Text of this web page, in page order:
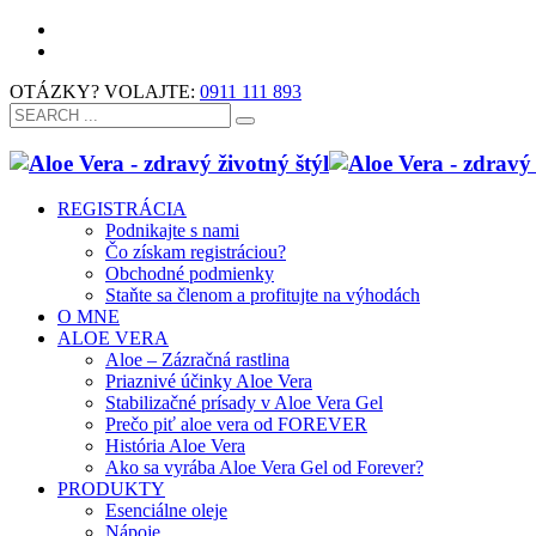
OTÁZKY? VOLAJTE: 0911 111 893
REGISTRÁCIA
Podnikajte s nami
Čo získam registráciou?
Obchodné podmienky
Staňte sa členom a profitujte na výhodách
O MNE
ALOE VERA
Aloe – Zázračná rastlina
Priaznivé účinky Aloe Vera
Stabilizačné prísady v Aloe Vera Gel
Prečo piť aloe vera od FOREVER
História Aloe Vera
Ako sa vyrába Aloe Vera Gel od Forever?
PRODUKTY
Esenciálne oleje